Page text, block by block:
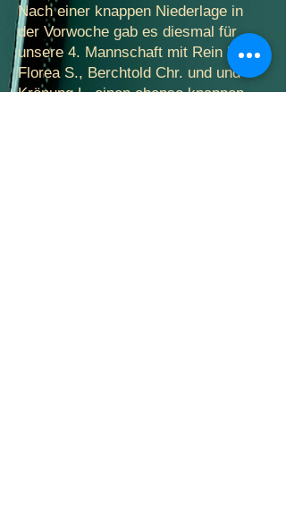
Nach einer knappen Niederlage in
der Vorwoche gab es diesmal für
unsere 4. Mannschaft mit Rein H.,
Florea S., Berchtold Chr. und und
Krönung L. einen ebenso knappen